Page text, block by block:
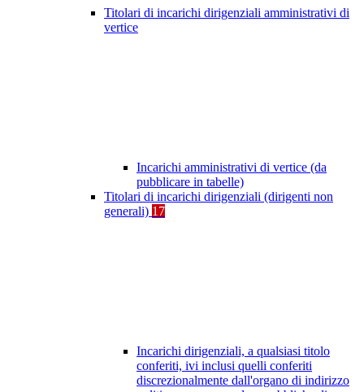
Titolari di incarichi dirigenziali amministrativi di
vertice
Incarichi amministrativi di vertice (da
pubblicare in tabelle)
Titolari di incarichi dirigenziali (dirigenti non
generali) 17
Incarichi dirigenziali, a qualsiasi titolo
conferiti, ivi inclusi quelli conferiti
discrezionalmente dall'organo di indirizzo